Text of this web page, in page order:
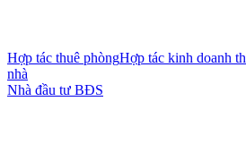
Hợp tác thuê phòngHợp tác kinh doanh
nhà
Nhà đầu tư BĐS